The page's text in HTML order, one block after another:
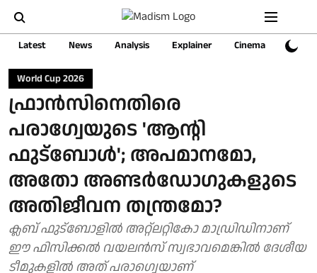
Latest News Analysis Explainer Cinema Sports
World Cup 2026
ഫ്രാൻസിനെതിരെ
പരാഗ്വേയുടെ 'ആന്റി
ഫുട്ബോൾ'; അപമാനമോ,
അതോ അണ്ടർഡോഗുകളുടെ
അതിജീവന തന്ത്രമോ?
ക്ലബ് ഫുട്ബോളിൽ അറ്റ്ലറ്റികോ മാഡ്രിഡിനാണ്
ഈ ഫിസിക്കൽ വയലൻസ് സ്വഭാവമെങ്കിൽ ദേശീയ
ടീമുകളിൽ അത് പരാ​ഗ്വെയാണ്